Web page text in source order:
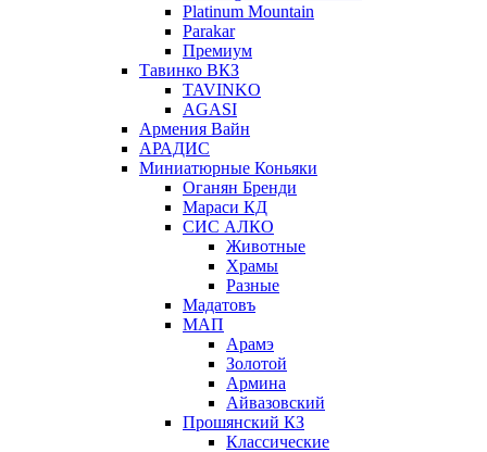
Platinum Mountain
Parakar
Премиум
Тавинко ВКЗ
TAVINKO
AGASI
Армения Вайн
АРАДИС
Миниатюрные Коньяки
Оганян Бренди
Мараси КД
СИС АЛКО
Животные
Храмы
Разные
Мадатовъ
МАП
Арамэ
Золотой
Армина
Айвазовский
Прошянский КЗ
Классические